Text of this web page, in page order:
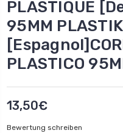
PLASTIQUE
95MM PLASTIK
PLASTICO
13,50€
Bewertung schreiben